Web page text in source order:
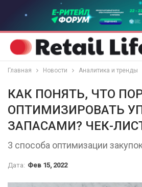
Главная Новости Аналитика и тренды
КАК ПОНЯТЬ, ЧТО
ОПТИМИЗИРОВАТЬ
ЗАПАСАМИ? ЧЕК-
3 способа оптимизации
Дата: Фев 15, 2022